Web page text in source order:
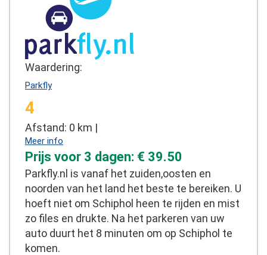
Waardering:
Parkfly
4
Afstand: 0 km |
Meer info
Prijs voor 3 dagen: € 39.50
Parkfly.nl is vanaf het zuiden,oosten en
noorden van het land het beste te bereiken. U
hoeft niet om Schiphol heen te rijden en mist
zo files en drukte. Na het parkeren van uw
auto duurt het 8 minuten om op Schiphol te
komen.